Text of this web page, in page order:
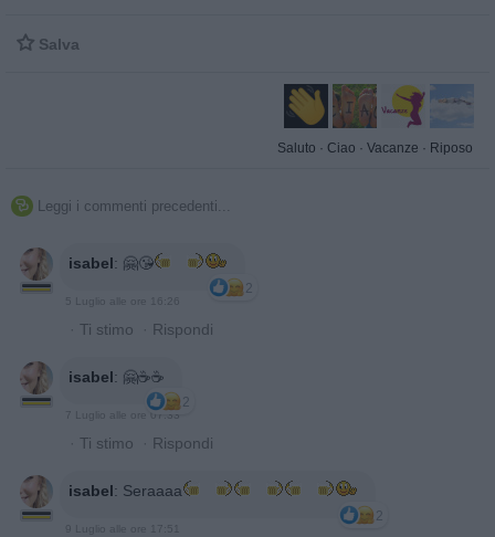
 Salva
Saluto · Ciao · Vacanze · Riposo
 Leggi i commenti precedenti...
isabel: 🤗😘
2
· Ti stimo · Rispondi
isabel: 🤗☕️☕️
2
7 Luglio alle ore 07:33
· Ti stimo · Rispondi
isabel: Seraaaa
2
9 Luglio alle ore 17:51